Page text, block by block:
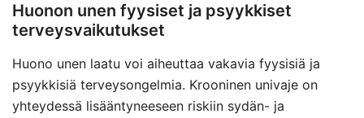
Huonon unen fyysiset ja psyykkiset
terveysvaikutukset
Huono unen laatu voi aiheuttaa vakavia fyysisiä ja
psyykkisiä terveysongelmia. Krooninen univaje on
yhteydessä lisääntyneeseen riskiin sydän- ja